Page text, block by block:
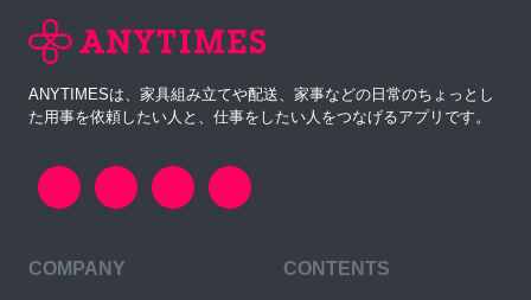
ANYTIMESは、家具組み立てや配送、家事などの日常のちょっとし
た用事を依頼したい人と、仕事をしたい人をつなげるアプリです。
COMPANY CONTENTS